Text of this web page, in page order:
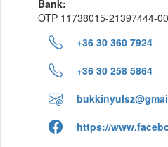
Bank:
OTP 11738015-21397444-
+36 30 360 7924
+36 30 258 5864
https://